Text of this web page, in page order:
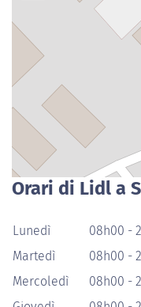
Orari di Lidl a
Lunedì
08h00 -
Martedì
08h00 -
Mercoledì
08h00 -